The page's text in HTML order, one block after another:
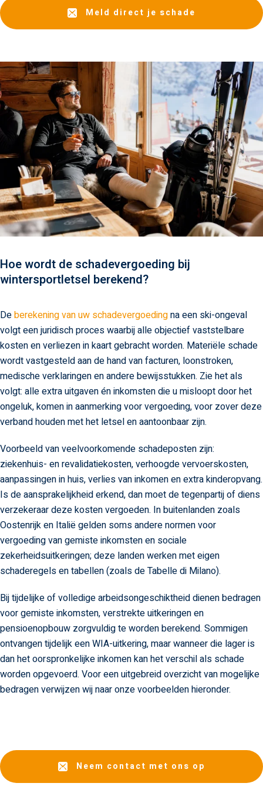
Meld direct je schade
Hoe wordt de schadevergoeding bij
wintersportletsel berekend?
Deberekening van uw schadevergoedingna een ski-ongeval
volgt een juridisch proces waarbij alle objectief vaststelbare
kosten en verliezen in kaart gebracht worden. Materiële schade
wordt vastgesteld aan de hand van facturen, loonstroken,
medische verklaringen en andere bewijsstukken. Zie het als
volgt: alle extra uitgaven én inkomsten die u misloopt door het
ongeluk, komen in aanmerking voor vergoeding, voor zover deze
verband houden met het letsel en aantoonbaar zijn.
Voorbeeld van veelvoorkomende schadeposten zijn:
ziekenhuis- en revalidatiekosten, verhoogde vervoerskosten,
aanpassingen in huis, verlies van inkomen en extra kinderopvang.
Is de aansprakelijkheid erkend, dan moet de tegenpartij of diens
verzekeraar deze kosten vergoeden. In buitenlanden zoals
Oostenrijk en Italië gelden soms andere normen voor
vergoeding van gemiste inkomsten en sociale
zekerheidsuitkeringen; deze landen werken met eigen
schaderegels en tabellen (zoals de Tabelle di Milano).
Bij tijdelijke of volledige arbeidsongeschiktheid dienen bedragen
voor gemiste inkomsten, verstrekte uitkeringen en
pensioenopbouw zorgvuldig te worden berekend. Sommigen
ontvangen tijdelijk een WIA-uitkering, maar wanneer die lager is
dan het oorspronkelijke inkomen kan het verschil als schade
worden opgevoerd. Voor een uitgebreid overzicht van mogelijke
bedragen verwijzen wij naar onze voorbeelden hieronder.
Neem contact met ons op